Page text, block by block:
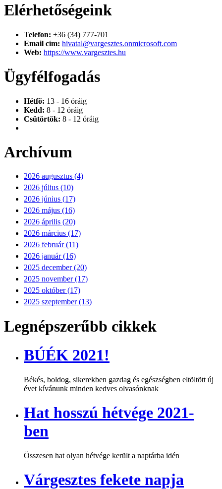
Elérhetőségeink
Telefon: +36 (34) 777-701
Email cím: hivatal@vargesztes.onmicrosoft.com
Web: https://www.vargesztes.hu
Ügyfélfogadás
Hétfő: 13 - 16 óráig
Kedd: 8 - 12 óráig
Csütörtök: 8 - 12 óráig
Archívum
2026 augusztus (4)
2026 július (10)
2026 június (17)
2026 május (16)
2026 április (20)
2026 március (17)
2026 február (11)
2026 január (16)
2025 december (20)
2025 november (17)
2025 október (17)
2025 szeptember (13)
Legnépszerűbb cikkek
BÚÉK 2021!
Békés, boldog, sikerekben gazdag és egészségben eltöltött új
évet kívánunk minden kedves olvasónknak
Hat hosszú hétvége 2021-
ben
Összesen hat olyan hétvége került a naptárba idén
Várgesztes fekete napja